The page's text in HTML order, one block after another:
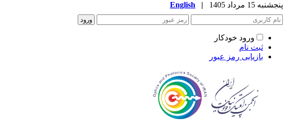
پنجشنبه 15 مرداد 1405 |
English
ورود خودکار
ثبت نام
بازیابی رمز عبور